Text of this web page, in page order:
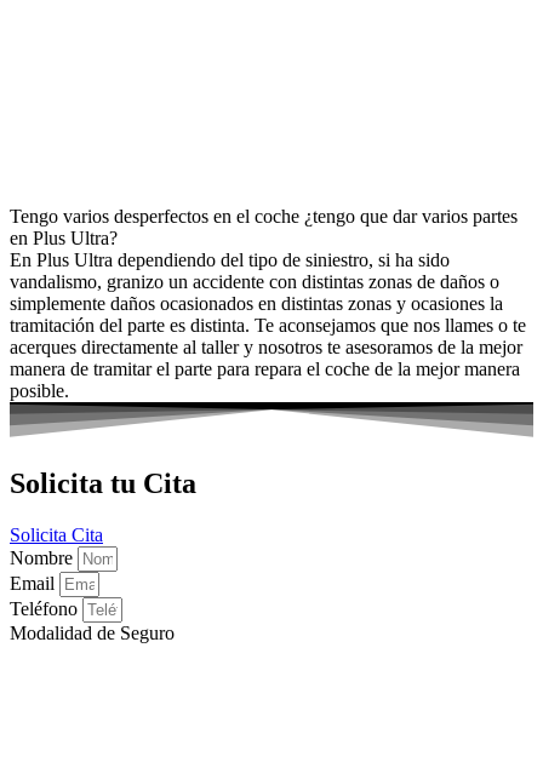
Tengo varios desperfectos en el coche ¿tengo que dar varios partes
en Plus Ultra?
En Plus Ultra dependiendo del tipo de siniestro, si ha sido
vandalismo, granizo un accidente con distintas zonas de daños o
simplemente daños ocasionados en distintas zonas y ocasiones la
tramitación del parte es distinta. Te aconsejamos que nos llames o te
acerques directamente al taller y nosotros te asesoramos de la mejor
manera de tramitar el parte para repara el coche de la mejor manera
posible.
Solicita tu Cita
Solicita Cita
Nombre
Email
Teléfono
Modalidad de Seguro